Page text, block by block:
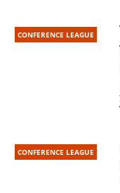
CONFERENCE LEAGUE
CONFERENCE LEAGUE